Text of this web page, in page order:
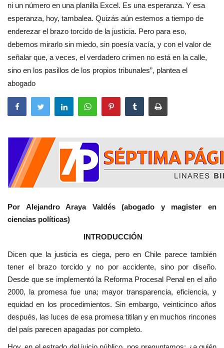
ni un número en una planilla Excel. Es una esperanza. Y esa
esperanza, hoy, tambalea. Quizás aún estemos a tiempo de
enderezar el brazo torcido de la justicia. Pero para eso,
debemos mirarlo sin miedo, sin poesía vacía, y con el valor de
señalar que, a veces, el verdadero crimen no está en la calle,
sino en los pasillos de los propios tribunales”, plantea el
abogado
Por Alejandro Araya Valdés (abogado y magister en
ciencias políticas)
INTRODUCCIÓN
Dicen que la justicia es ciega, pero en Chile parece también
tener el brazo torcido y no por accidente, sino por diseño.
Desde que se implementó la Reforma Procesal Penal en el año
2000, la promesa fue una; mayor transparencia, eficiencia, y
equidad en los procedimientos. Sin embargo, veinticinco años
después, las luces de esa promesa titilan y en muchos rincones
del país parecen apagadas por completo.